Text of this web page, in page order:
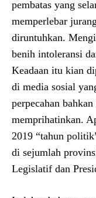
pembatas yang
memperlebar
diruntuhkan.
benih intoleransi
Keadaan itu kian
di media sosial
perpecahan
memprihatinkan.
2019 “tahun
di sejumlah
Legislatif dan